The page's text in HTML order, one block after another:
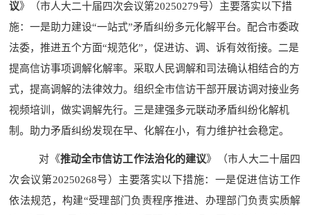
议》（市人大二十届四次会议第20250279号）主要落实以下措
施：一是助力建设“一站式”矛盾纠纷多元化解平台。配合市委政
法委，推进五个方面“规范化”，促进访、调、诉有效衔接。二是
提高信访事项调解化解率。采取人民调解和司法确认相结合的方
式，提高调解的法律效力。组织全市信访干部开展访调对接业务
视频培训，做实调解先行。三是建强多元联动矛盾纠纷化解机
制。助力矛盾纠纷发现在早、化解在小，有力维护社会稳定。
对 《推动全市信访工作法治化的建议》（市人大二十届四
次会议第20250268号）主要落实以下措施：一是促进信访工作
依法规范，构建“受理部门负责程序推进、办理部门负责实质解